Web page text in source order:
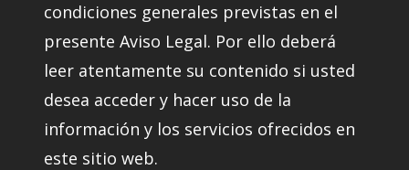
condiciones generales previstas en el
presente Aviso Legal. Por ello deberá
leer atentamente su contenido si usted
desea acceder y hacer uso de la
información y los servicios ofrecidos en
este sitio web.